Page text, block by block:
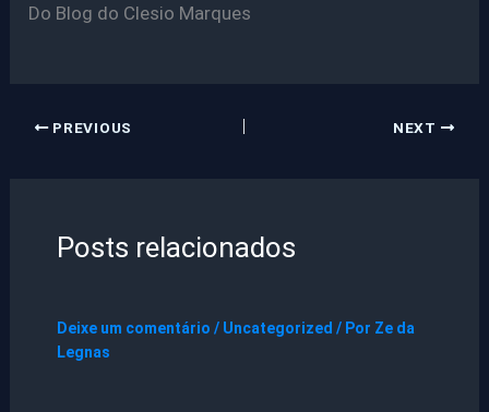
Do Blog do Clesio Marques
PREVIOUS NEXT
Posts relacionados
Deixe um comentário / Uncategorized / Por Ze da
Legnas